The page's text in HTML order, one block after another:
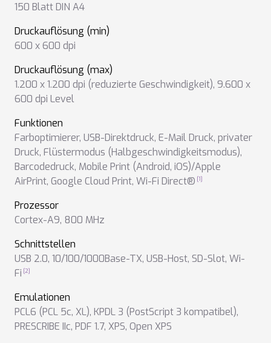
150 Blatt DIN A4
Druckauflösung (min)
600 x 600 dpi
Druckauflösung (max)
1.200 x 1.200 dpi (reduzierte Geschwindigkeit), 9.600 x
600 dpi Level
Funktionen
Farboptimierer, USB-Direktdruck, E-Mail Druck, privater
Druck, Flüstermodus (Halbgeschwindigkeitsmodus),
Barcodedruck, Mobile Print (Android, iOS)/Apple
AirPrint, Google Cloud Print, Wi-Fi Direct®
Prozessor
Cortex-A9, 800 MHz
Schnittstellen
USB 2.0, 10/100/1000Base-TX, USB-Host, SD-Slot, Wi-
Fi
Emulationen
PCL6 (PCL 5c, XL), KPDL 3 (PostScript 3 kompatibel),
PRESCRIBE IIc, PDF 1.7, XPS, Open XPS